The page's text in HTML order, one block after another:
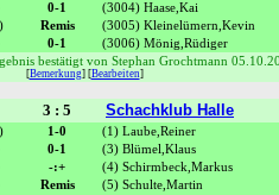
0-1 (3004) Haase,Kai
Remis (3005) Kleinelümern,Kevin
0-1 (3006) Mönig,Rüdiger
bestätigt von Stephan Grochtmann
[Bemerkung] [Bearbeiten]
3 : 5 Schachklub Halle
1-0 (1) Laube,Reiner
0-1 (3) Blümel,Klaus
-:+ (4) Schirmbeck,Markus
Remis (5) Schulte,Martin